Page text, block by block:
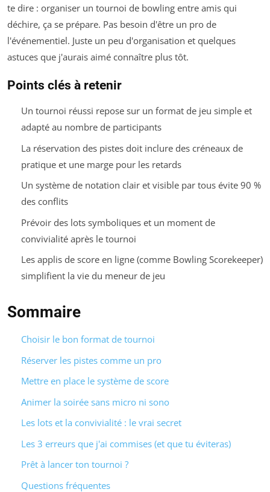
te dire : organiser un tournoi de bowling entre amis qui
déchire, ça se prépare. Pas besoin d'être un pro de
l'événementiel. Juste un peu d'organisation et quelques
astuces que j'aurais aimé connaître plus tôt.
Points clés à retenir
Un tournoi réussi repose sur un format de jeu simple et
adapté au nombre de participants
La réservation des pistes doit inclure des créneaux de
pratique et une marge pour les retards
Un système de notation clair et visible par tous évite 90 %
des conflits
Prévoir des lots symboliques et un moment de
convivialité après le tournoi
Les applis de score en ligne (comme Bowling Scorekeeper)
simplifient la vie du meneur de jeu
Sommaire
Choisir le bon format de tournoi
Réserver les pistes comme un pro
Mettre en place le système de score
Animer la soirée sans micro ni sono
Les lots et la convivialité : le vrai secret
Les 3 erreurs que j'ai commises (et que tu éviteras)
Prêt à lancer ton tournoi ?
Questions fréquentes